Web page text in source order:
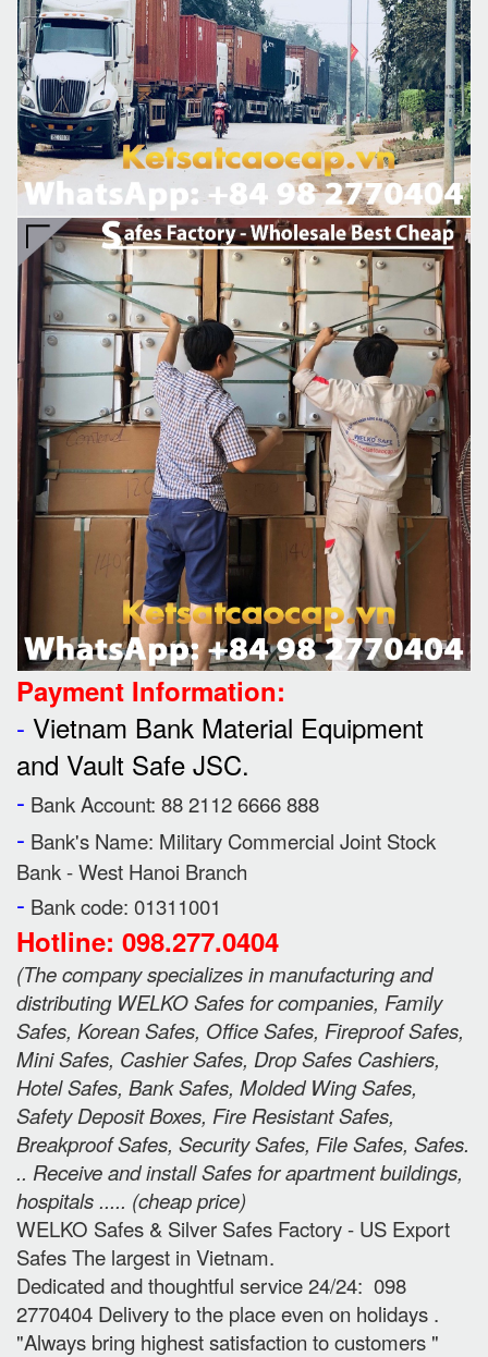
Payment Information:
- Vietnam Bank Material Equipment
and Vault Safe JSC.
- Bank Account: 88 2112 6666 888
- Bank's Name: Military Commercial Joint Stock
Bank - West Hanoi Branch
- Bank code: 01311001
Hotline: 098.277.0404
(The company specializes in manufacturing and
distributing WELKO Safes for companies, Family
Safes, Korean Safes, Office Safes, Fireproof Safes,
Mini Safes, Cashier Safes, Drop Safes Cashiers,
Hotel Safes, Bank Safes, Molded Wing Safes,
Safety Deposit Boxes, Fire Resistant Safes,
Breakproof Safes, Security Safes, File Safes, Safes.
.. Receive and install Safes for apartment buildings,
hospitals ..... (cheap price)
WELKO Safes & Silver Safes Factory - US Export
Safes The largest in Vietnam.
Dedicated and thoughtful service 24/24: 098
2770404 Delivery to the place even on holidays .
"Always bring highest satisfaction to customers "